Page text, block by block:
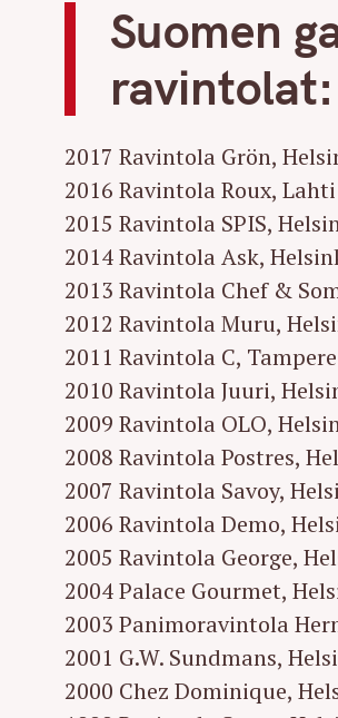
Suomen
ravintolat:
2017 Ravintola Grön,
2016 Ravintola Roux, Lahti
2015 Ravintola SPIS,
2014 Ravintola Ask,
2013 Ravintola Chef &
2012 Ravintola Muru,
2011 Ravintola C, Tampere
2010 Ravintola Juuri,
2009 Ravintola OLO,
2008 Ravintola Postres,
2007 Ravintola Savoy,
2006 Ravintola Demo,
2005 Ravintola George,
2004 Palace Gourmet,
2003 Panimoravintola
2001 G.W. Sundmans,
2000 Chez Dominique,
S
e
c
h
f
o
r
: